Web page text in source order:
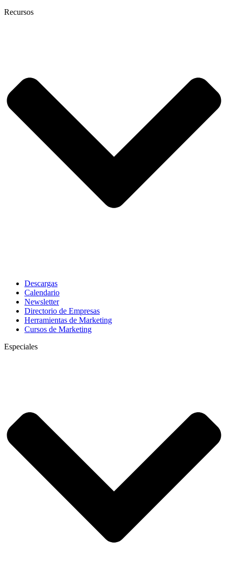
Recursos
Descargas
Calendario
Newsletter
Directorio de Empresas
Herramientas de Marketing
Cursos de Marketing
Especiales